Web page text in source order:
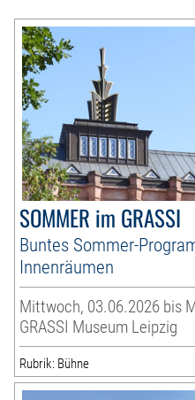
SOMMER im GRASSI
Buntes Sommer-
Innenräumen
Mittwoch, 03.06.2026 bis
GRASSI Museum Leipzig
Rubrik: Bühne